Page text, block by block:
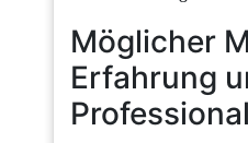
Möglicher
Erfahrung